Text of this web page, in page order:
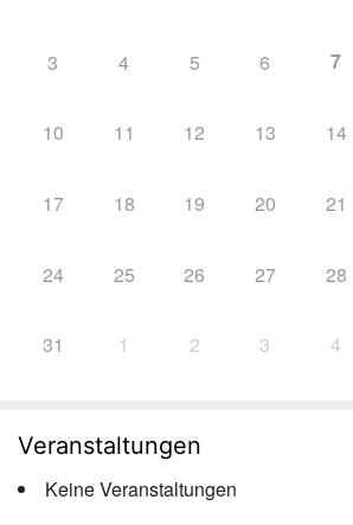
3 4 5 6 7
10 11 12 13 14
17 18 19 20 21
24 25 26 27 28
31 1 2 3 4
Veranstaltungen
Keine Veranstaltungen